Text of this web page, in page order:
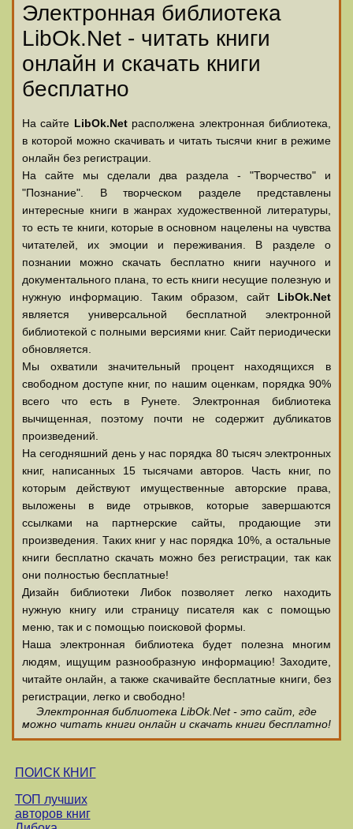
Электронная библиотека
LibOk.Net - читать книги
онлайн и скачать книги
бесплатно
На сайте LibOk.Netрасполжена электронная библиотека,
в которой можно скачивать и читать тысячи книг в режиме
онлайн без регистрации.
На сайте мы сделали два раздела - "Творчество" и
"Познание". В творческом разделе представлены
интересные книги в жанрах художественной литературы,
то есть те книги, которые в основном нацелены на чувства
читателей, их эмоции и переживания. В разделе о
познании можно скачать бесплатно книги научного и
документального плана, то есть книги несущие полезную и
нужную информацию. Таким образом, сайт LibOk.Net
является универсальной бесплатной электронной
библиотекой с полными версиями книг. Сайт периодически
обновляется.
Мы охватили значительный процент находящихся в
свободном доступе книг, по нашим оценкам, порядка 90%
всего что есть в Рунете. Электронная библиотека
вычищенная, поэтому почти не содержит дубликатов
произведений.
На сегодняшний день у нас порядка 80 тысяч электронных
книг, написанных 15 тысячами авторов. Часть книг, по
которым действуют имущественные авторские права,
выложены в виде отрывков, которые завершаются
ссылками на партнерские сайты, продающие эти
произведения. Таких книг у нас порядка 10%, а остальные
книги бесплатно скачать можно без регистрации, так как
они полностью бесплатные!
Дизайн библиотеки Либок позволяет легко находить
нужную книгу или страницу писателя как с помощью
меню, так и с помощью поисковой формы.
Наша электронная библиотека будет полезна многим
людям, ищущим разнообразную информацию! Заходите,
читайте онлайн, а также скачивайте бесплатные книги, без
регистрации, легко и свободно!
Электронная библиотека LibOk.Net - это сайт, где
можно читать книги онлайн и скачать книги бесплатно!
ПОИСК КНИГ
ТОП лучших
авторов книг